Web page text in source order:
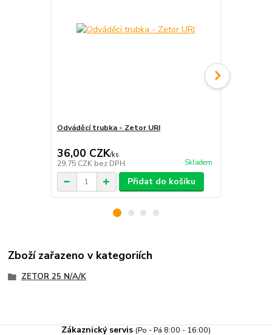
Odváděcí trubka - Zetor URI
36,00 CZK/ks
29,75 CZK bez DPH Skladem
Přidat do košíku
Zboží zařazeno v kategoriích
ZETOR 25 N/A/K
Zákaznický servis (Po - Pá 8:00 - 16:00)